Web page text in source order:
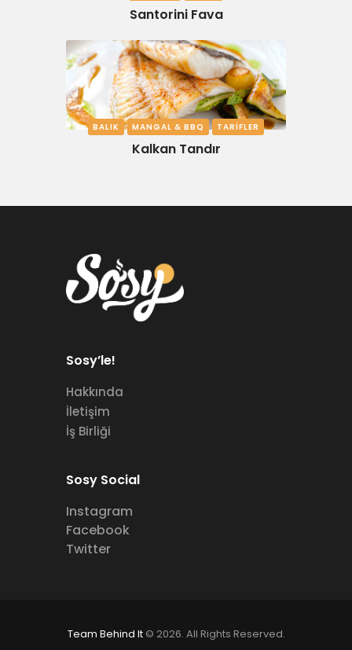
Santorini Fava
BALIK MANGAL & BBQ TARIFLER
Kalkan Tandır
Sosy’le!
Hakkında
İletişim
İş Birliği
Sosy Social
Instagram
Facebook
Twitter
Team Behind It© 2026. All Rights Reserved.